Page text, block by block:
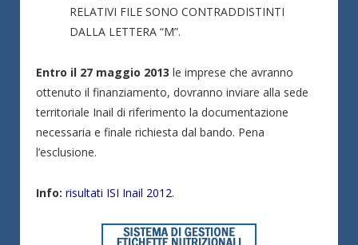
RELATIVI FILE SONO CONTRADDISTINTI
DALLA LETTERA “M”.
Entro il 27 maggio 2013 le imprese che avranno
ottenuto il finanziamento, dovranno inviare alla sede
territoriale Inail di riferimento la documentazione
necessaria e finale richiesta dal bando. Pena
l’esclusione.
Info: risultati ISI Inail 2012.